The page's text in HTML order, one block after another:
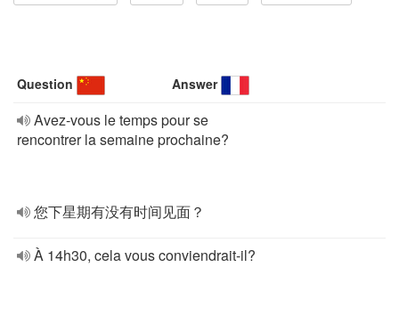
Question Answer
Avez-vous le temps pour se
rencontrer la semaine prochaine?
您下星期有没有时间见面？
À 14h30, cela vous conviendrait-il?